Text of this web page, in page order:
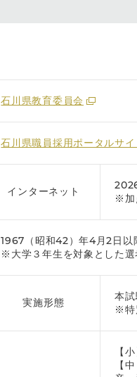
石川県教育委員会
石川県職員採用ポータルサイ
インターネット
※加
1967（昭和42）年4月2日以
※大学３年生を対象とした
実施形態
本
※特
【小
【